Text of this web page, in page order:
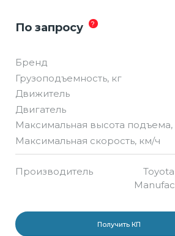
По запросу ?
Бренд
Грузоподъемность, кг
Движитель
Двигатель
Максимальная высота подъема,
Максимальная скорость, км/ч
Производитель
Получить КП